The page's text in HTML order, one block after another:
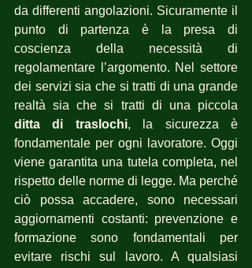
da differenti angolazioni. Sicuramente il
punto di partenza è la presa di
coscienza della necessità di
regolamentare l’argomento. Nel settore
dei servizi sia che si tratti di una grande
ditta di traslochi, la sicurezza è
fondamentale per ogni lavoratore. Oggi
viene garantita una tutela completa, nel
rispetto delle norme di legge. Ma perché
ciò possa accadere, sono necessari
aggiornamenti costanti: prevenzione e
formazione sono fondamentali per
evitare rischi sul lavoro. A qualsiasi